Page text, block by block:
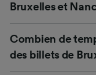
Bruxelles et
Combien de
des billets de